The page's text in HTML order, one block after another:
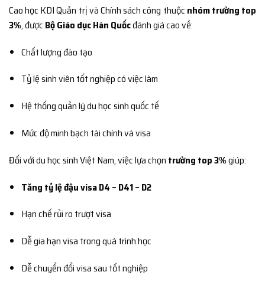
Cao học KDI Quản trị và Chính sách công thuộc nhóm trường top
3%, được Bộ Giáo dục Hàn Quốcđánh giá cao về:
Chất lượng đào tạo
Tỷ lệ sinh viên tốt nghiệp có việc làm
Hệ thống quản lý du học sinh quốc tế
Mức độ minh bạch tài chính và visa
Đối với du học sinh Việt Nam, việc lựa chọn trường top 3%giúp:
Tăng tỷ lệ đậu visa D4 – D41 – D2
Hạn chế rủi ro trượt visa
Dễ gia hạn visa trong quá trình học
Dễ chuyển đổi visa sau tốt nghiệp